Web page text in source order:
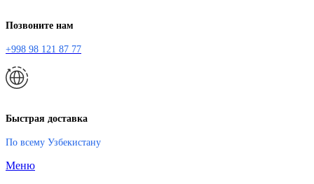
Позвоните нам
+998 98 121 87 77
Быстрая доставка
По всему Узбекистану
Меню